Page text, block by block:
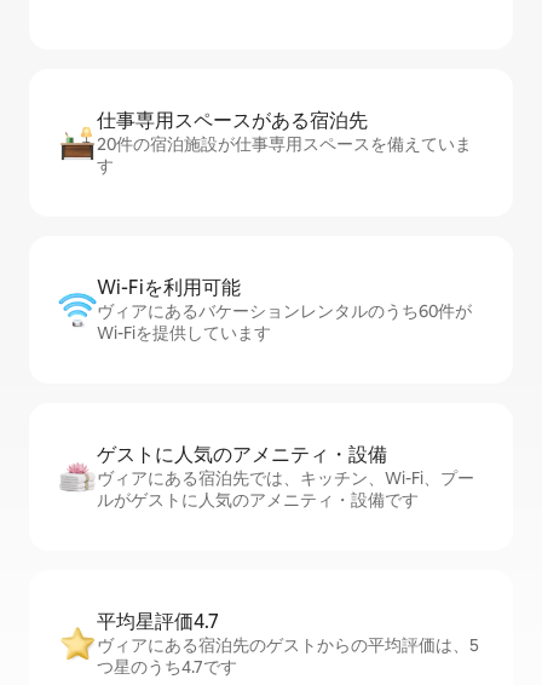
仕事専用ス⁠ペ⁠ー⁠スがあ⁠る宿⁠泊⁠先
20件の宿泊施設が仕事専用スペースを備えていま
す
Wi-Fiを利⁠用⁠可⁠能
ヴィアにあるバケーションレンタルのうち60件が
Wi-Fiを提供しています
ゲストに人⁠気⁠のア⁠メ⁠ニ⁠テ⁠ィ・設⁠備
ヴィアにある宿泊先では、キッチン、Wi-Fi、プー
ルがゲストに人気のアメニティ・設備です
平均星評価4.7
ヴィアにある宿泊先のゲストからの平均評価は、5
つ星のうち4.7です